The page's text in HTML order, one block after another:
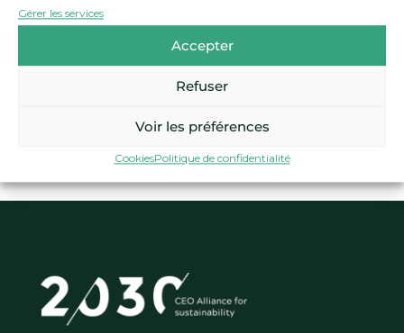
Gérer les services
Accepter
Refuser
Voir les préférences
CookiesPolitique de confidentialité
Méta